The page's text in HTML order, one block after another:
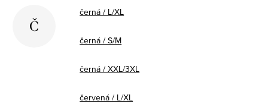
Č
černá / L/XL
černá / S/M
černá / XXL/3XL
červená / L/XL